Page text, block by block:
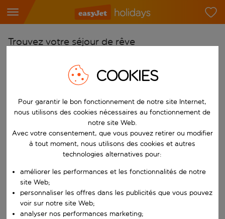
Trouvez votre séjour de rêve
Choisissez votre aéroport
Choisissez votre destination
Vers
Choisissez vos dates
Quand
Rechercher
COOKIES
Pour garantir le bon fonctionnement de notre site Internet,
nous utilisons des cookies nécessaires au fonctionnement de
notre site Web.
Avec votre consentement, que vous pouvez retirer ou modifier
à tout moment, nous utilisons des cookies et autres
technologies alternatives pour:
améliorer les performances et les fonctionnalités de notre
site Web;
personnaliser les offres dans les publicités que vous pouvez
voir sur notre site Web;
analyser nos performances marketing;